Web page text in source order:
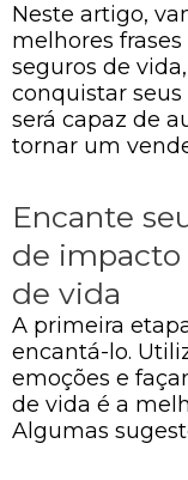
Neste artigo,
melhores
seguros de
conquistar seus
será capaz de
tornar um
Encante
de impacto
de vida
A primeira
encantá-lo.
emoções e
de vida é a
Algumas